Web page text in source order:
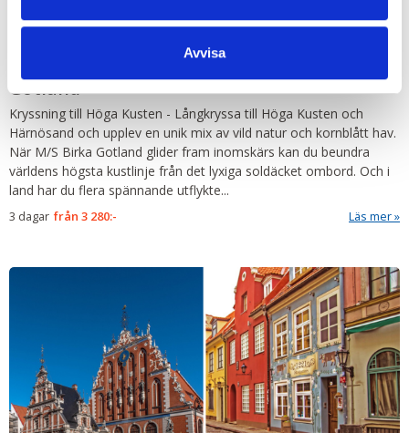
Avvisa
Kryssning till Höga Kusten med Birka
Gotland
Kryssning till Höga Kusten - Långkryssa till Höga Kusten och
Härnösand och upplev en unik mix av vild natur och kornblått hav.
När M/S Birka Gotland glider fram inomskärs kan du beundra
världens högsta kustlinje från det lyxiga soldäcket ombord. Och i
land har du flera spännande utflykte...
3 dagar från3 280:- Läs mer